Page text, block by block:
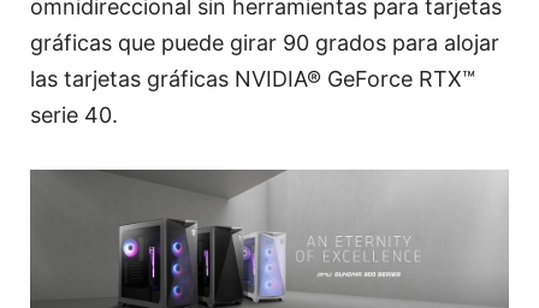
omnidireccional sin herramientas para tarjetas
gráficas que puede girar 90 grados para alojar
las tarjetas gráficas NVIDIA® GeForce RTX™
serie 40.